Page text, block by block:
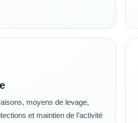
moyens de levage,
et maintien de l’activité